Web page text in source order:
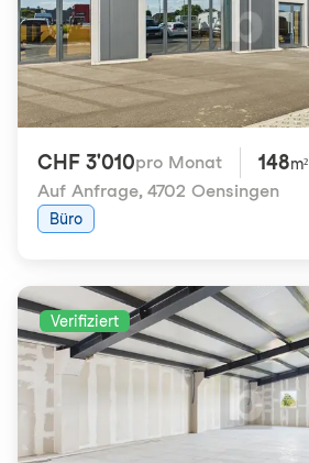
CHF 3'010pro Monat 148m²
Auf Anfrage, 4702 Oensingen
Büro
Verifiziert